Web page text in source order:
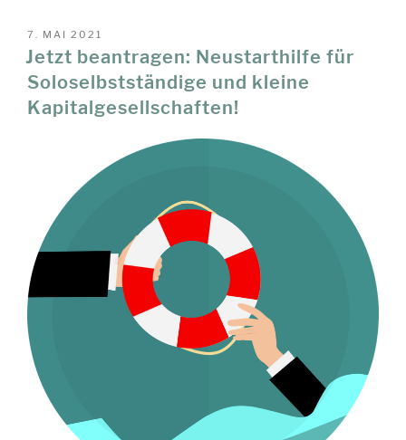
VERÖFFENTLICHT
AM
7. MAI 2021
Jetzt beantragen: Neustarthilfe für
Soloselbstständige und kleine
Kapitalgesellschaften!